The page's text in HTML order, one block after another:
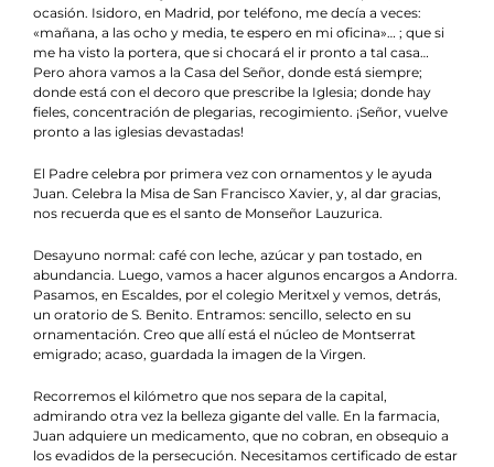
ocasión. Isidoro, en Madrid, por teléfono, me decía a veces:
«mañana, a las ocho y media, te espero en mi oficina»… ; que si
me ha visto la portera, que si chocará el ir pronto a tal casa…
Pero ahora vamos a la Casa del Señor, donde está siempre;
donde está con el decoro que prescribe la Iglesia; donde hay
fieles, concentración de plegarias, recogimiento. ¡Señor, vuelve
pronto a las iglesias devastadas!
El Padre celebra por primera vez con ornamentos y le ayuda
Juan. Celebra la Misa de San Francisco Xavier, y, al dar gracias,
nos recuerda que es el santo de Monseñor Lauzurica.
Desayuno normal: café con leche, azúcar y pan tostado, en
abundancia. Luego, vamos a hacer algunos encargos a Andorra.
Pasamos, en Escaldes, por el colegio Meritxel y vemos, detrás,
un oratorio de S. Benito. Entramos: sencillo, selecto en su
ornamentación. Creo que allí está el núcleo de Montserrat
emigrado; acaso, guardada la imagen de la Virgen.
Recorremos el kilómetro que nos separa de la capital,
admirando otra vez la belleza gigante del valle. En la farmacia,
Juan adquiere un medicamento, que no cobran, en obsequio a
los evadidos de la persecución. Necesitamos certificado de estar